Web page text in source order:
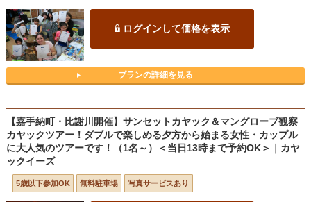
ログインして価格を表示
プランの詳細を見る
【嘉手納町・比謝川開催】サンセットカヤック＆マングローブ観察
カヤックツアー！ダブルで楽しめる夕方から始まる女性・カップル
に大人気のツアーです！（1名～）＜当日13時まで予約OK＞｜カヤ
ックイーズ
5歳以下参加OK 無料駐車場 写真サービスあり